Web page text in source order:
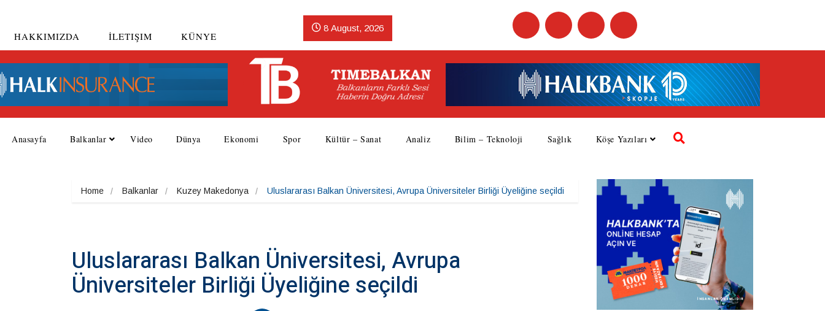
HAKKIMIZDA İLETIŞIM KÜNYE
8 August, 2026
Anasayfa Balkanlar Video Dünya Ekonomi Spor Kültür – Sanat Analiz Bilim – Teknoloji Sağlık Köşe Yazıları
Home Balkanlar Kuzey Makedonya Uluslararası Balkan Üniversitesi, Avrupa Üniversiteler Birliği Üyeliğine seçildi
Uluslararası Balkan Üniversitesi, Avrupa
Üniversiteler Birliği Üyeliğine seçildi